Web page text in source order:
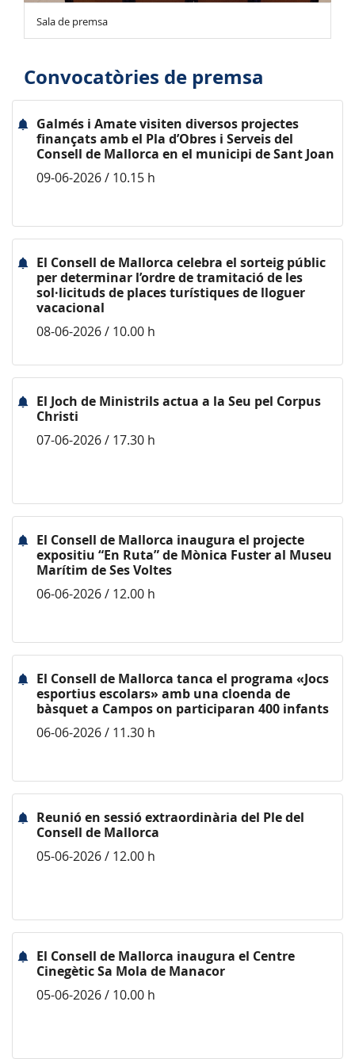
Sala de premsa
Convocatòries de premsa
Galmés i Amate visiten diversos projectes
finançats amb el Pla d’Obres i Serveis del
Consell de Mallorca en el municipi de Sant Joan
09-06-2026 / 10.15 h
El Consell de Mallorca celebra el sorteig públic
per determinar l’ordre de tramitació de les
sol·licituds de places turístiques de lloguer
vacacional
08-06-2026 / 10.00 h
El Joch de Ministrils actua a la Seu pel Corpus
Christi
07-06-2026 / 17.30 h
El Consell de Mallorca inaugura el projecte
expositiu “En Ruta” de Mònica Fuster al Museu
Marítim de Ses Voltes
06-06-2026 / 12.00 h
El Consell de Mallorca tanca el programa «Jocs
esportius escolars» amb una cloenda de
bàsquet a Campos on participaran 400 infants
06-06-2026 / 11.30 h
Reunió en sessió extraordinària del Ple del
Consell de Mallorca
05-06-2026 / 12.00 h
El Consell de Mallorca inaugura el Centre
Cinegètic Sa Mola de Manacor
05-06-2026 / 10.00 h